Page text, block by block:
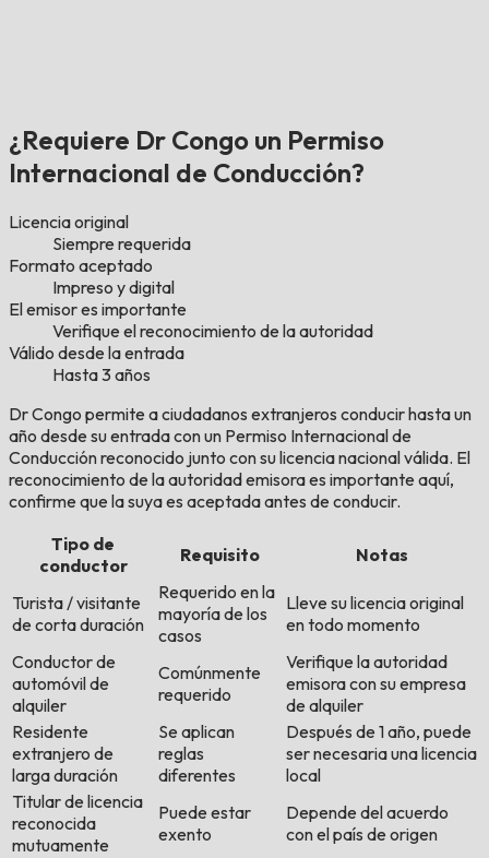
¿Requiere Dr Congo un Permiso
Internacional de Conducción?
Licencia original
Siempre requerida
Formato aceptado
Impreso y digital
El emisor es importante
Verifique el reconocimiento de la autoridad
Válido desde la entrada
Hasta 3 años
Dr Congo permite a ciudadanos extranjeros conducir hasta un
año desde su entrada con un Permiso Internacional de
Conducción reconocido junto con su licencia nacional válida. El
reconocimiento de la autoridad emisora es importante aquí,
confirme que la suya es aceptada antes de conducir.
Tipo de
conductor
Requisito Notas
Turista / visitante
de corta duración
Requerido en la
mayoría de los
casos
Lleve su licencia original
en todo momento
Conductor de
automóvil de
alquiler
Comúnmente
requerido
Verifique la autoridad
emisora con su empresa
de alquiler
Residente
extranjero de
larga duración
Se aplican
reglas
diferentes
Después de 1 año, puede
ser necesaria una licencia
local
Titular de licencia
reconocida
mutuamente
Puede estar
exento
Depende del acuerdo
con el país de origen